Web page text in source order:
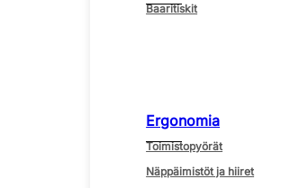
Baaritiskit
Ergonomia
Toimistopyörät
Näppäimistöt ja hiiret